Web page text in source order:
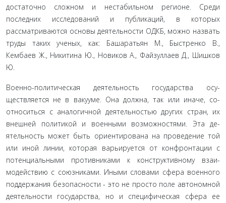
достаточно сложном и нестабильном регионе. Среди
последних иссле­дований и публикаций, в которых
рассматриваются основы деятельности ОДКБ, можно назвать
труды таких ученых, как: Башаратьян М., Быстренко В.,
Кембаев Ж., Никитина Ю., Но­виков А., Файзуллаев Д., Шишков
Ю.
Военно-политическая деятельность государства осу­
ществляется не в вакууме. Она должна, так или иначе, со­
относиться с аналогичной деятельностью других стран, их
внешней политикой и военными возможностями. Эта де­
ятельность может быть ориентирована на проведение той
или иной линии, которая варьируется от конфронтации с
потенциальными противниками к конструктивному взаи­
модействию с союзниками. Иными словами сфера военного
поддержания безопасности - это не просто поле автономной
деятельности государства, но и специфическая сфера ее